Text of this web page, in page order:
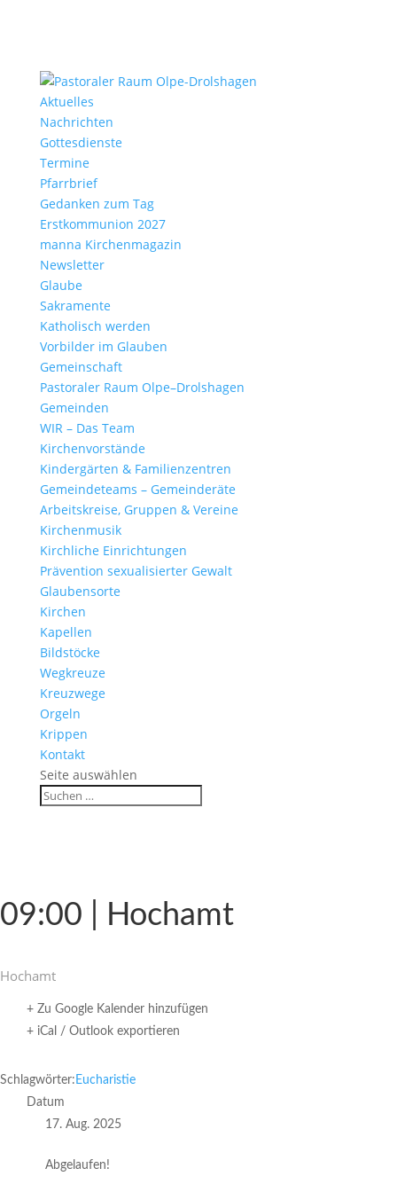
Aktu­elles
Nach­richten
Gottes­dienste
Termine
Pfarr­brief
Gedanken zum Tag
Erst­kom­mu­nion 2027
manna Kirchen­ma­gazin
News­letter
Glaube
Sakra­mente
Katho­lisch werden
Vorbilder im Glauben
Gemein­schaft
Pasto­raler Raum Olpe–Drolshagen
Gemeinden
WIR – Das Team
Kirchen­vor­stände
Kinder­gärten & Familienzentren
Gemein­de­teams – Gemeinderäte
Arbeits­kreise, Gruppen & Vereine
Kirchen­musik
Kirch­liche Einrichtungen
Präven­tion sexua­li­sierter Gewalt
Glau­ben­s­orte
Kirchen
Kapellen
Bild­stöcke
Wegkreuze
Kreuz­wege
Orgeln
Krippen
Kontakt
Seite auswählen
09:00 | Hochamt
Hochamt
+ Zu Google Kalender hinzufügen
+ iCal / Outlook exportieren
Schlagwörter: Eucharistie
Datum
17. Aug. 2025
Abgelaufen!